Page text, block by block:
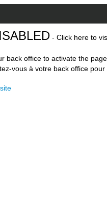
- Click here to
back office to activate the
vous à votre back office